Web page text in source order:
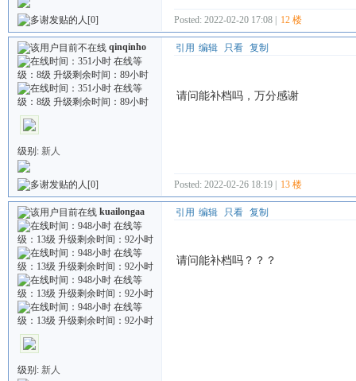
[0] Posted: 2022-02-20 17:08 | 12 楼
qinqinho
级别: 新人
[0]
引用 编辑 只看 复制
请问能补档吗，万分感谢
Posted: 2022-02-26 18:19 | 13 楼
kuailongaa
级别: 新人
引用 编辑 只看 复制
请问能补档吗？？？